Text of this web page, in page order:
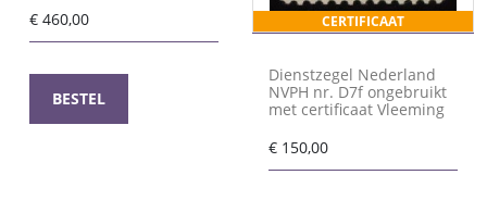
€ 460,00
BESTEL
CERTIFICAAT
Dienstzegel Nederland
NVPH nr. D7f ongebruikt
met certificaat Vleeming
€ 150,00